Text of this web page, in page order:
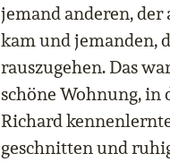
jemand anderen, der
kam und jemanden,
rauszugehen. Das
schöne Wohnung,
Richard
geschnitten und